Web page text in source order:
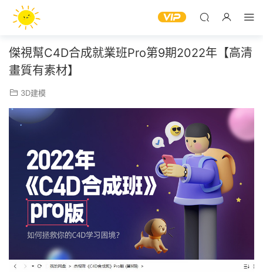
傑視幫C4D合成就業班Pro第9期2022年【高清
畫質有素材】
3D建模